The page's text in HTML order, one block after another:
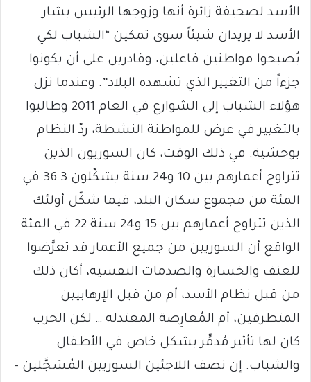
الأسد لصحيفة زائرة أنها وزوجها الرئيس بشار
الأسد لا يريدان شيئاً سوى تمكين “الشباب لكي
يُصبحوا مواطنين فاعلين، وقادرين على أن يكونوا
جزءاً من التغيير الذي تشهده البلاد”. وعندما نزل
هؤلاء الشباب إلى الشوارع في العام 2011 وطالبوا
بالتغيير في عرض للمواطنة النشطة، ردّ النظام
بوحشية. في ذلك الوقت، كان السوريون الذين
تتراوح أعمارهم بين 10 و24 سنة يشكّلون 36.3 في
المئة من مجموع سكان البلد، فيما شكّل أولئك
الذين تتراوح أعمارهم بين 15 و24 سنة 22 في المئة.
الواقع أن السوريين من جميع الأعمار قد تعرَّضوا
للعنف والخسارة والصدمات النفسية، أكان ذلك
من قبل نظام الأسد، أم من قبل الإرهابيين
المتطرفين، أم المُعارِضة المعتدلة … لكن الحرب
كان لها تأثير مُدمِّر بشكل خاص في الأطفال
والشباب. إن نصف اللاجئين السوريين المُسَجَّلين –